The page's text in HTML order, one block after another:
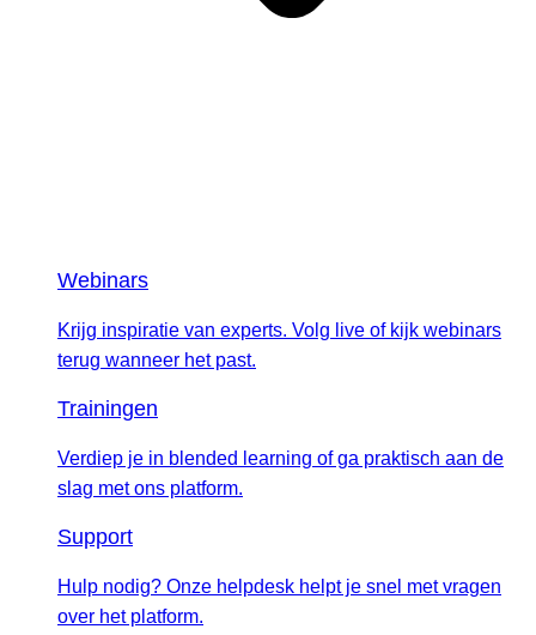
Webinars
Krijg inspiratie van experts. Volg live of kijk webinars
terug wanneer het past.
Trainingen
Verdiep je in blended learning of ga praktisch aan de
slag met ons platform.
Support
Hulp nodig? Onze helpdesk helpt je snel met vragen
over het platform.